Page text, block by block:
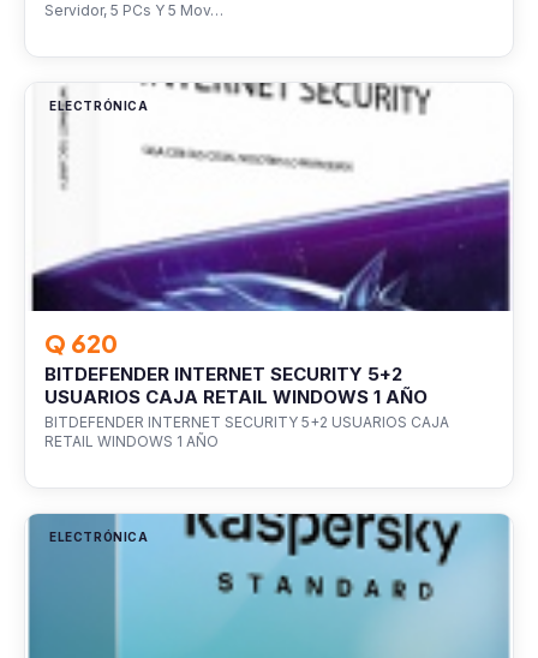
Servidor, 5 PCs Y 5 Mov…
ELECTRÓNICA
Q 620
BITDEFENDER INTERNET SECURITY 5+2
USUARIOS CAJA RETAIL WINDOWS 1 AÑO
BITDEFENDER INTERNET SECURITY 5+2 USUARIOS CAJA
RETAIL WINDOWS 1 AÑO
ELECTRÓNICA